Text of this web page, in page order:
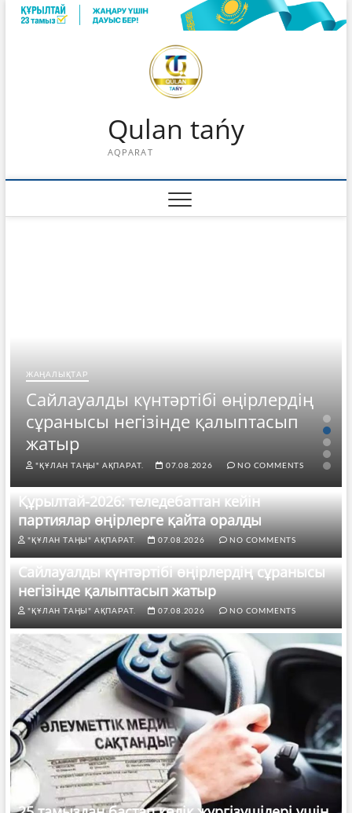
Skip
Qulan tańy
AQPARAT
ЖАҢАЛЫҚТАР
Сайлауалды күнтәртібі өңірлердің
сұранысы негізінде қалыптасып
жатыр
"ҚҰЛАН ТАҢЫ" АҚПАРАТ. 07.08.2026 NO COMMENTS
Құрылтай-2026: теледебаттан кейін
партиялар өңірлерге қайта оралды
"ҚҰЛАН ТАҢЫ" АҚПАРАТ. 07.08.2026 NO COMMENTS
Сайлауалды күнтәртібі өңірлердің сұранысы
негізінде қалыптасып жатыр
"ҚҰЛАН ТАҢЫ" АҚПАРАТ. 07.08.2026 NO COMMENTS